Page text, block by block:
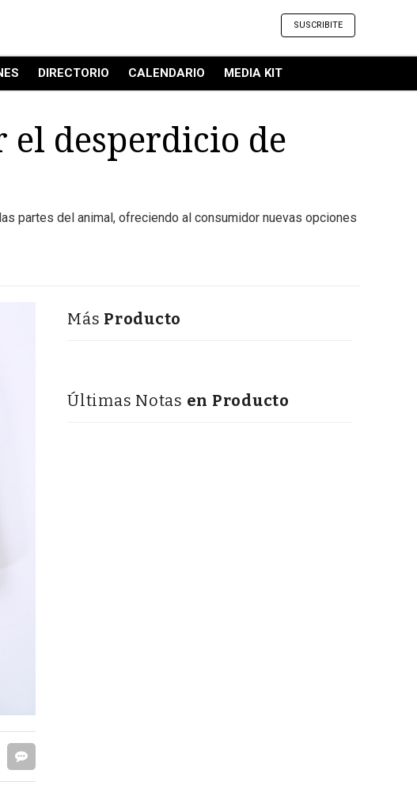
SUSCRIBITE
DIRECTORIO CALENDARIO MEDIA KIT
el desperdicio de
partes del animal, ofreciendo al consumidor nuevas opciones
Más Producto
Últimas Notas en Producto